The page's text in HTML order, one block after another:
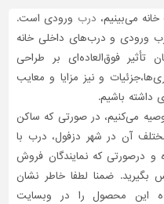
می‌بینیم، درب ورودی است.
ورودی و درب‌های داخلی خانه
تأثیر فوق‌العاده‌ای بر طراحی
و نیز مزایا و معایب
داشته باشیم.
می‌کنیم، در صورتی که ساکن
آن در شهر دزفول، درب با
درصورتی‌ که نمایندگان فروش
بگیرید. ضمنا لطفا خاطر نشان
این محصول را در وبسایت